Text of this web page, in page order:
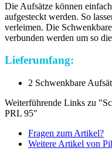
Die Aufsätze können
aufgesteckt werden. So
verleimen. Die
verbunden werden um so
Lieferumfang:
2 Schwenkbare
Weiterführende Links zu
PRL 95"
Fragen zum Artikel?
Weitere Artikel von